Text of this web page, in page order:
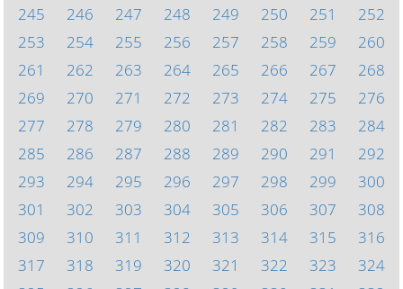
245
246 247 248 249 250 251
252
253
254 255 256 257 258 259
260
261
262 263 264 265 266 267
268
269
270 271 272 273 274 275
276
277
278 279 280 281 282 283
284
285
286 287 288 289 290 291
292
293
294 295 296 297 298 299
300
301
302 303 304 305 306 307
308
309
310 311 312 313 314 315
316
317
318 319 320 321 322 323
324